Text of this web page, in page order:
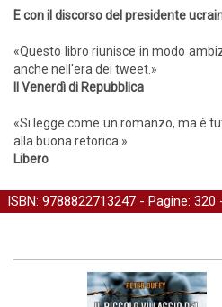
E con il discorso del presidente
«Questo libro riunisce in modo
anche nell'era dei tweet.»
Il Venerdì di Repubblica
«Si legge come un romanzo, ma è
alla buona retorica.»
Libero
ISBN: 9788822713247 - Pagine: 320